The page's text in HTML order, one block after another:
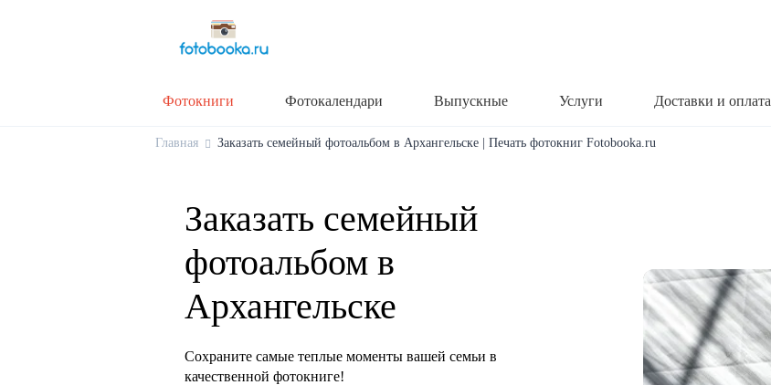
Фотокниги Фотокалендари Выпускные Услуги Доставки и оплата
Главная Заказать семейный фотоальбом в Архангельске | Печать фотокниг Fotobooka.ru
Заказать семейный
фотоальбом в
Архангельске
Сохраните самые теплые моменты вашей семьи в
качественной фотокниге!